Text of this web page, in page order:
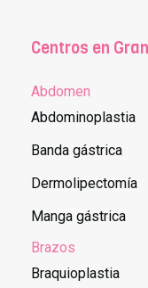
Centros en
Abdomen
Abdominoplastia
Banda gástrica
Dermolipectomía
Manga gástrica
Brazos
Braquioplastia